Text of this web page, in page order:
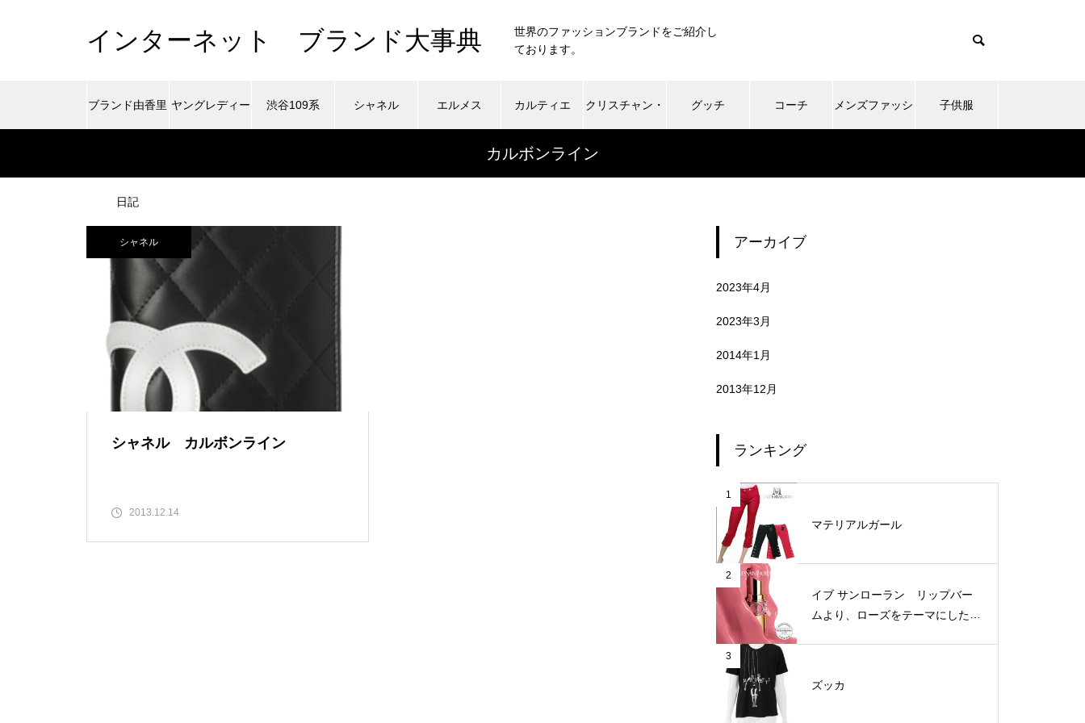
インターネット ブランド大事典
世界のファッションブランドをご紹介し
ております。
ブランド由香里
日記
ヤングレディー 渋谷109系 シャネル エルメス カルティエ クリスチャン・
ディオール
グッチ コーチ メンズファッシ 子供服
カルボンライン
シャネル
シャネル カルボンライン
2013.12.14
アーカイブ
2023年4月
2023年3月
2014年1月
2013年12月
ランキング
1
マテリアルガール
2
イブ サンローラン リップバー
ムより、ローズをテーマにした新
3
ズッカ